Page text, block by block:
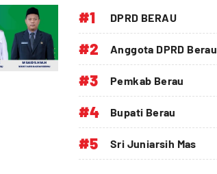
#1 DPRD BERAU
#2 Anggota DPRD Berau
#3 Pemkab Berau
#4 Bupati Berau
#5 Sri Juniarsih Mas